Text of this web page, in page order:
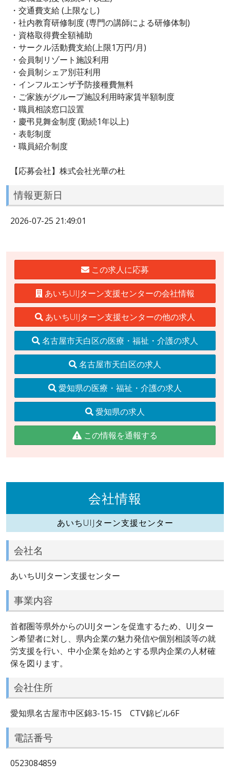
・交通費支給 (上限なし)
・社内教育研修制度 (専門の講師による研修体制)
・資格取得費全額補助
・サークル活動費支給(上限1万円/月)
・会員制リゾート施設利用
・会員制シェア別荘利用
・インフルエンザ予防接種費無料
・ご家族がグループ施設利用時家賃半額制度
・職員相談窓口設置
・慶弔見舞金制度 (勤続1年以上)
・表彰制度
・職員紹介制度
【応募会社】株式会社光華の杜
情報更新日
2026-07-25 21:49:01
この求人に応募
あいちUIJターン支援センターの会社情報
あいちUIJターン支援センターの他の求人
名古屋市天白区の医療・福祉・介護の求人
名古屋市天白区の求人
愛知県の医療・福祉・介護の求人
愛知県の求人
この情報を通報する
会社情報
あいちUIJターン支援センター
会社名
あいちUIJターン支援センター
事業内容
首都圏等県外からのUIJターンを促進するため、UIJター
ン希望者に対し、県内企業の魅力発信や個別相談等の就
労支援を行い、中小企業を始めとする県内企業の人材確
保を図ります。
会社住所
愛知県名古屋市中区錦3-15-15 CTV錦ビル6F
電話番号
0523084859